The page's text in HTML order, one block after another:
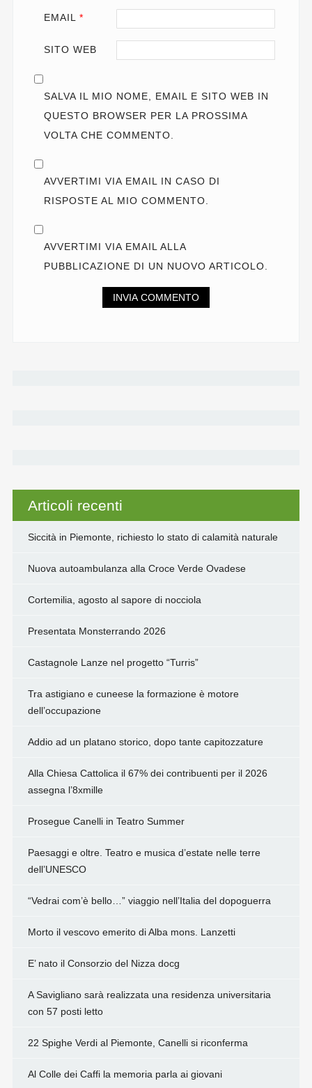
EMAIL *
SITO WEB
SALVA IL MIO NOME, EMAIL E SITO WEB IN
QUESTO BROWSER PER LA PROSSIMA
VOLTA CHE COMMENTO.
AVVERTIMI VIA EMAIL IN CASO DI
RISPOSTE AL MIO COMMENTO.
AVVERTIMI VIA EMAIL ALLA
PUBBLICAZIONE DI UN NUOVO ARTICOLO.
Articoli recenti
Siccità in Piemonte, richiesto lo stato di calamità naturale
Nuova autoambulanza alla Croce Verde Ovadese
Cortemilia, agosto al sapore di nocciola
Presentata Monsterrando 2026
Castagnole Lanze nel progetto “Turris”
Tra astigiano e cuneese la formazione è motore
dell’occupazione
Addio ad un platano storico, dopo tante capitozzature
Alla Chiesa Cattolica il 67% dei contribuenti per il 2026
assegna l’8xmille
Prosegue Canelli in Teatro Summer
Paesaggi e oltre. Teatro e musica d’estate nelle terre
dell’UNESCO
“Vedrai com’è bello…” viaggio nell’Italia del dopoguerra
Morto il vescovo emerito di Alba mons. Lanzetti
E’ nato il Consorzio del Nizza docg
A Savigliano sarà realizzata una residenza universitaria
con 57 posti letto
22 Spighe Verdi al Piemonte, Canelli si riconferma
Al Colle dei Caffi la memoria parla ai giovani